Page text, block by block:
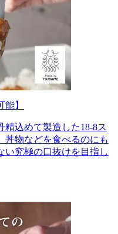
】
精込めて製造した18-8ス
丼物などを食べるのにも
い究極の口抜けを目指し